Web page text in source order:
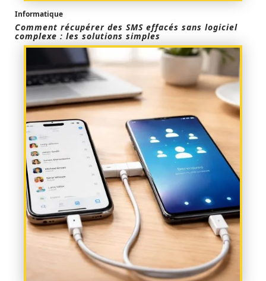
Informatique
Comment récupérer des SMS effacés sans logiciel
complexe : les solutions simples